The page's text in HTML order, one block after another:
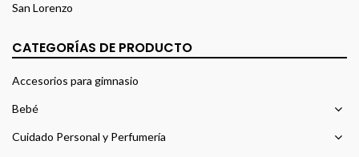
San Lorenzo
CATEGORÍAS DE PRODUCTO
Accesorios para gimnasio
Bebé
Cuidado Personal y Perfumería